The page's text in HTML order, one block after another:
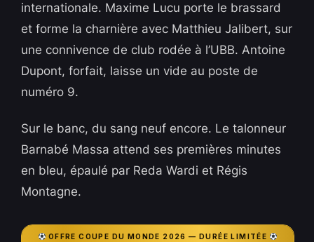
internationale. Maxime Lucu porte le brassard
et forme la charnière avec Matthieu Jalibert, sur
une connivence de club rodée à l’UBB. Antoine
Dupont, forfait, laisse un vide au poste de
numéro 9.
Sur le banc, du sang neuf encore. Le talonneur
Barnabé Massa attend ses premières minutes
en bleu, épaulé par Reda Wardi et Régis
Montagne.
OFFRE COUPE DU MONDE 2026 — DURÉE LIMITÉE